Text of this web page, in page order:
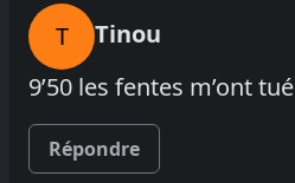
T
Tinou
9’50 les fentes m’ont tué
Répondre